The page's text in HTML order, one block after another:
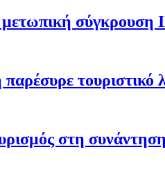
σύγκρουση
στη